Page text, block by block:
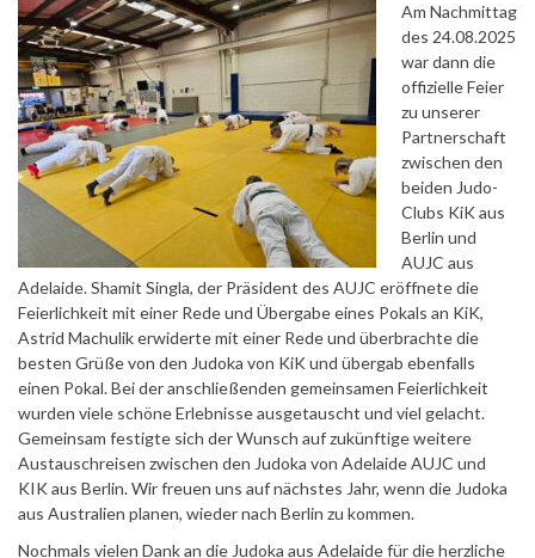
Am Nachmittag
des 24.08.2025
war dann die
offizielle Feier
zu unserer
Partnerschaft
zwischen den
beiden Judo-
Clubs KiK aus
Berlin und
AUJC aus
Adelaide. Shamit Singla, der Präsident des AUJC eröffnete die
Feierlichkeit mit einer Rede und Übergabe eines Pokals an KiK,
Astrid Machulik erwiderte mit einer Rede und überbrachte die
besten Grüße von den Judoka von KiK und übergab ebenfalls
einen Pokal. Bei der anschließenden gemeinsamen Feierlichkeit
wurden viele schöne Erlebnisse ausgetauscht und viel gelacht.
Gemeinsam festigte sich der Wunsch auf zukünftige weitere
Austauschreisen zwischen den Judoka von Adelaide AUJC und
KIK aus Berlin. Wir freuen uns auf nächstes Jahr, wenn die Judoka
aus Australien planen, wieder nach Berlin zu kommen.
Nochmals vielen Dank an die Judoka aus Adelaide für die herzliche